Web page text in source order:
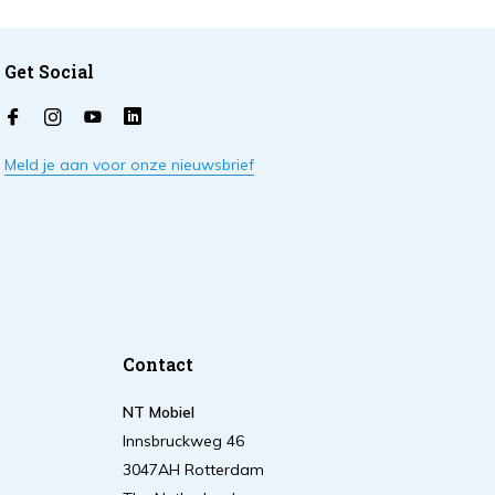
Get Social
Meld je aan voor onze nieuwsbrief
Contact
NT Mobiel
Innsbruckweg 46
3047AH Rotterdam